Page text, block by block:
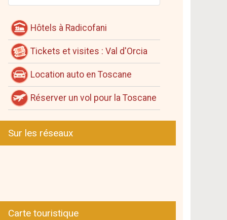
Hôtels à Radicofani
Tickets et visites : Val d'Orcia
Location auto en Toscane
Réserver un vol pour la Toscane
Sur les réseaux
Carte touristique